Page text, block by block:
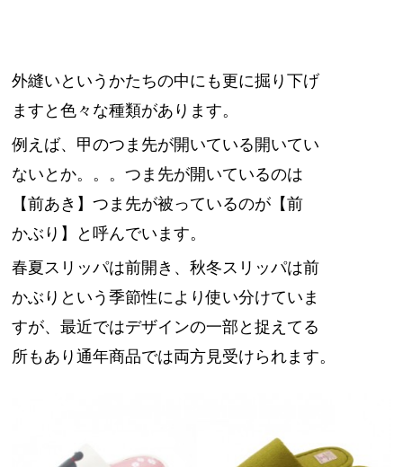
外縫いというかたちの中にも更に掘り下げ
ますと色々な種類があります。
例えば、甲のつま先が開いている開いてい
ないとか。。。つま先が開いているのは
【前あき】つま先が被っているのが【前
かぶり】と呼んでいます。
春夏スリッパは前開き、秋冬スリッパは前
かぶりという季節性により使い分けていま
すが、最近ではデザインの一部と捉えてる
所もあり通年商品では両方見受けられます。